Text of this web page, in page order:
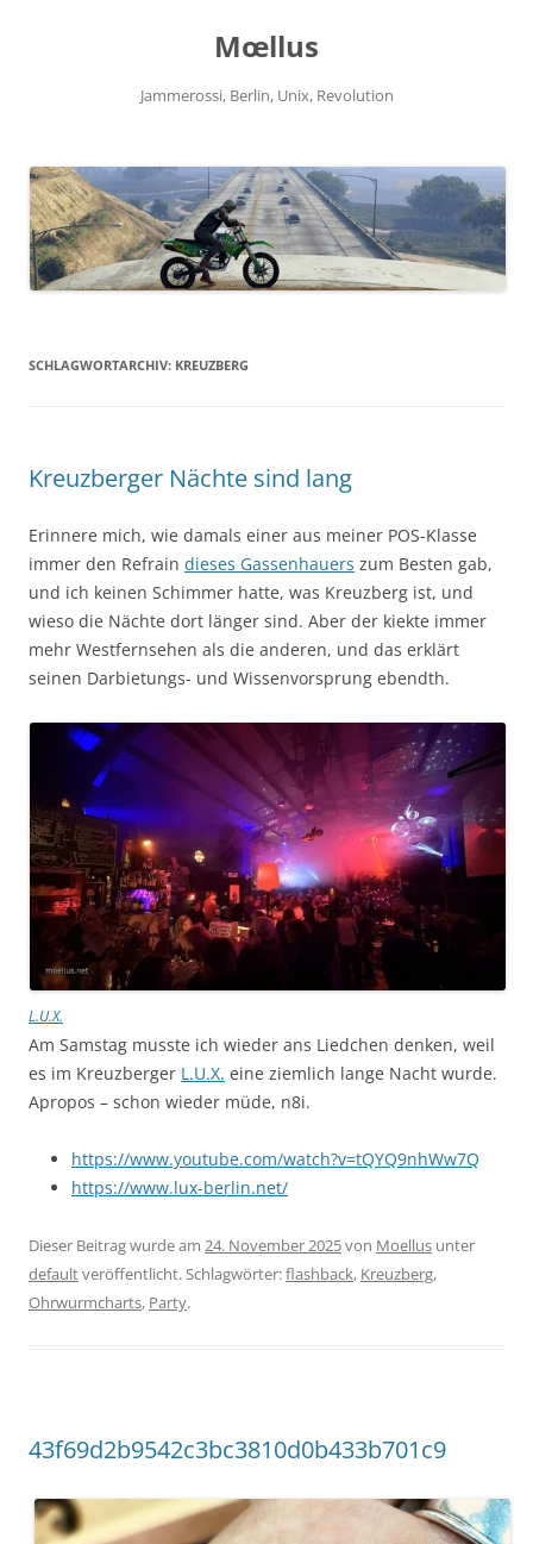
Mœllus
Jammerossi, Berlin, Unix, Revolution
SCHLAGWORTARCHIV: KREUZBERG
Kreuzberger Nächte sind lang
Erinnere mich, wie damals einer aus meiner POS-Klasse
immer den Refrain dieses Gassenhauers zum Besten gab,
und ich keinen Schimmer hatte, was Kreuzberg ist, und
wieso die Nächte dort länger sind. Aber der kiekte immer
mehr Westfernsehen als die anderen, und das erklärt
seinen Darbietungs- und Wissenvorsprung ebendth.
L.U.X.
Am Samstag musste ich wieder ans Liedchen denken, weil
es im Kreuzberger L.U.X. eine ziemlich lange Nacht wurde.
Apropos – schon wieder müde, n8i.
https://www.youtube.com/watch?v=tQYQ9nhWw7Q
https://www.lux-berlin.net/
Dieser Beitrag wurde am 24. November 2025von Moellus unter
defaultveröffentlicht. Schlagwörter:flashback, Kreuzberg,
Ohrwurmcharts, Party.
43f69d2b9542c3bc3810d0b433b701c9